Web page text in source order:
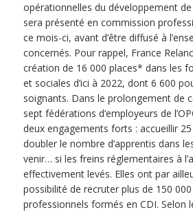
opérationnelles du développement de
sera présenté en commission
ce mois-ci, avant d’être diffusé à
concernés. Pour rappel, France
création de 16 000 places* dans les
et sociales d’ici à 2022, dont 6 600
soignants. Dans le prolongement de
sept fédérations d’employeurs de
deux engagements forts : accueillir
doubler le nombre d’apprentis dans
venir… si les freins réglementaires à
effectivement levés. Elles ont par
possibilité de recruter plus de 150
professionnels formés en CDI. Selon